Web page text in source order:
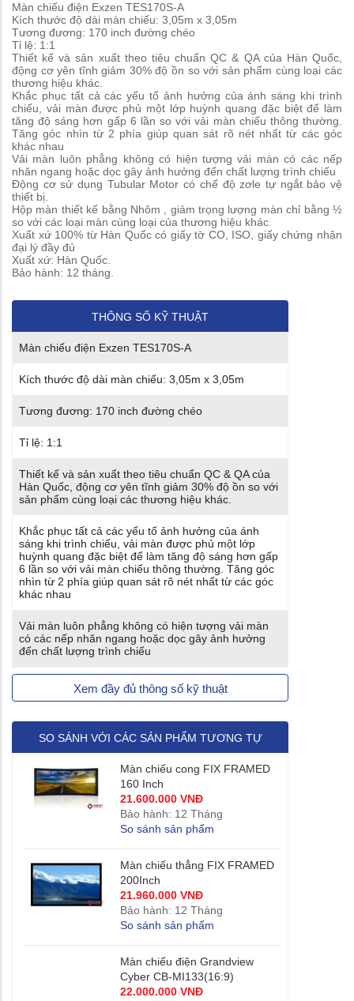
Màn chiếu điện Exzen TES170S-A
Kích thước độ dài màn chiếu: 3,05m x 3,05m
Tương đương: 170 inch đường chéo
Tỉ lệ: 1:1
Thiết kế và sản xuất theo tiêu chuẩn QC & QA của Hàn Quốc,
động cơ yên tĩnh giảm 30% độ ồn so với sản phẩm cùng loại các
thương hiệu khác.
Khắc phục tất cả các yếu tố ảnh hưởng của ánh sáng khi trình
chiếu, vải màn được phủ một lớp huỳnh quang đặc biệt để làm
tăng độ sáng hơn gấp 6 lần so với vải màn chiếu thông thường.
Tăng góc nhìn từ 2 phía giúp quan sát rõ nét nhất từ các góc
khác nhau
Vải màn luôn phẳng không có hiện tượng vải màn có các nếp
nhăn ngang hoặc dọc gây ảnh hưởng đến chất lượng trình chiếu
Động cơ sử dụng Tubular Motor có chế độ zơle tự ngắt bảo vệ
thiết bị.
Hộp màn thiết kế bằng Nhôm , giảm trọng lượng màn chỉ bằng ½
so với các loại màn cùng loại của thương hiệu khác.
Xuất xứ 100% từ Hàn Quốc có giấy tờ CO, ISO, giấy chứng nhận
đại lý đầy đủ
Xuất xứ: Hàn Quốc.
Bảo hành: 12 tháng.
THÔNG SỐ KỸ THUẬT
Màn chiếu điện Exzen TES170S-A
Kích thước độ dài màn chiếu: 3,05m x 3,05m
Tương đương: 170 inch đường chéo
Tỉ lệ: 1:1
Thiết kế và sản xuất theo tiêu chuẩn QC & QA của
Hàn Quốc, động cơ yên tĩnh giảm 30% độ ồn so với
sản phẩm cùng loại các thương hiệu khác.
Khắc phục tất cả các yếu tố ảnh hưởng của ánh
sáng khi trình chiếu, vải màn được phủ một lớp
huỳnh quang đặc biệt để làm tăng độ sáng hơn gấp
6 lần so với vải màn chiếu thông thường. Tăng góc
nhìn từ 2 phía giúp quan sát rõ nét nhất từ các góc
khác nhau
Vải màn luôn phẳng không có hiện tượng vải màn
có các nếp nhăn ngang hoặc dọc gây ảnh hưởng
đến chất lượng trình chiếu
Xem đầy đủ thông số kỹ thuật
SO SÁNH VỚI CÁC SẢN PHẨM TƯƠNG TỰ
Màn chiếu cong FIX FRAMED
160 Inch
21.600.000 VNĐ
Bảo hành: 12 Tháng
So sánh sản phẩm
Màn chiếu thẳng FIX FRAMED
200Inch
21.960.000 VNĐ
Bảo hành: 12 Tháng
So sánh sản phẩm
Màn chiếu điện Grandview
Cyber CB-MI133(16:9)
22.000.000 VNĐ